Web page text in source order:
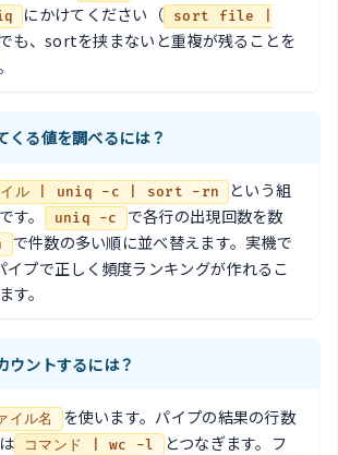
にかけてください（
sort file |
も、sortを挟まないと重複が残ることを
くる値を調べるには？
イル | uniq -c | sort -rn
という組
す。
uniq -c
で各行の出現回数を数
で件数の多い順に並べ替えます。実機で
イプで正しく頻度ランキングが作れるこ
す。
ウントするには？
ル名
を使います。パイプの結果の行数
コマンド | wc -l
とつなぎます。フ